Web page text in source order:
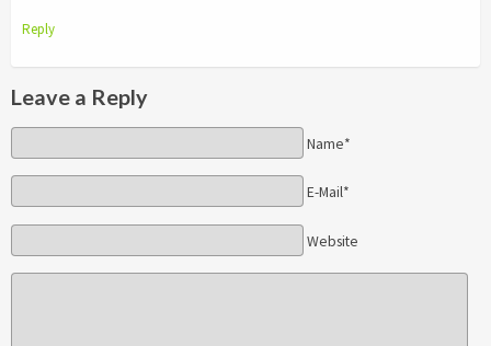
Reply
Leave a Reply
Name*
E-Mail*
Website